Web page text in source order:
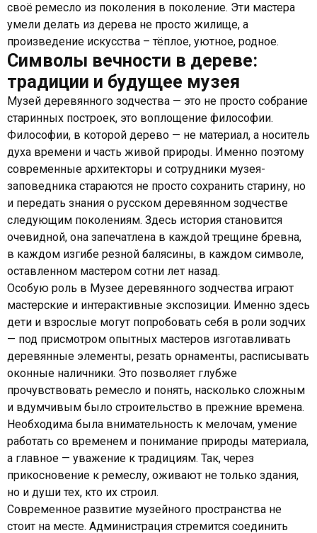
своё ремесло из поколения в поколение. Эти мастера
умели делать из дерева не просто жилище, а
произведение искусства – тёплое, уютное, родное.
Символы вечности в дереве:
традиции и будущее музея
Музей деревянного зодчества — это не просто собрание
старинных построек, это воплощение философии.
Философии, в которой дерево — не материал, а носитель
духа времени и часть живой природы. Именно поэтому
современные архитекторы и сотрудники музея-
заповедника стараются не просто сохранить старину, но
и передать знания о русском деревянном зодчестве
следующим поколениям. Здесь история становится
очевидной, она запечатлена в каждой трещине бревна,
в каждом изгибе резной балясины, в каждом символе,
оставленном мастером сотни лет назад.
Особую роль в Музее деревянного зодчества играют
мастерские и интерактивные экспозиции. Именно здесь
дети и взрослые могут попробовать себя в роли зодчих
— под присмотром опытных мастеров изготавливать
деревянные элементы, резать орнаменты, расписывать
оконные наличники. Это позволяет глубже
прочувствовать ремесло и понять, насколько сложным
и вдумчивым было строительство в прежние времена.
Необходима была внимательность к мелочам, умение
работать со временем и понимание природы материала,
а главное — уважение к традициям. Так, через
прикосновение к ремеслу, оживают не только здания,
но и души тех, кто их строил.
Современное развитие музейного пространства не
стоит на месте. Администрация стремится соединить